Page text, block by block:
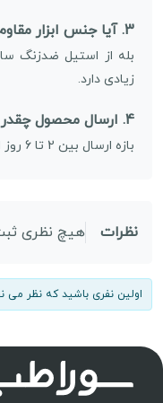
3. آیا جنس ابزار مقاوم است؟
بله از استیل ضدزنگ
زیادی دارد.
4. ارسال محصول چقدر زمان می‌برد؟
بازه ارسال بین 2 تا 6 روز است.
نظرات هیچ نظری
اولین نفری باشید که نظر می